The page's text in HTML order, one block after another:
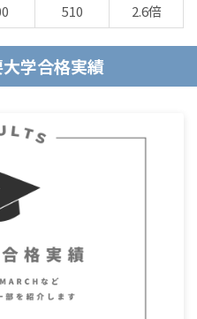
510 2.6倍
学合格実績